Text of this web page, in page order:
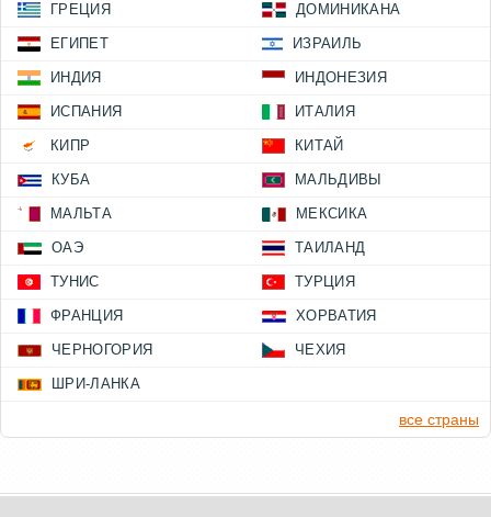
ГРЕЦИЯ ДОМИНИКАНА
ЕГИПЕТ ИЗРАИЛЬ
ИНДИЯ ИНДОНЕЗИЯ
ИСПАНИЯ ИТАЛИЯ
КИПР КИТАЙ
КУБА МАЛЬДИВЫ
МАЛЬТА МЕКСИКА
ОАЭ ТАИЛАНД
ТУНИС ТУРЦИЯ
ФРАНЦИЯ ХОРВАТИЯ
ЧЕРНОГОРИЯ ЧЕХИЯ
ШРИ-ЛАНКА
все страны